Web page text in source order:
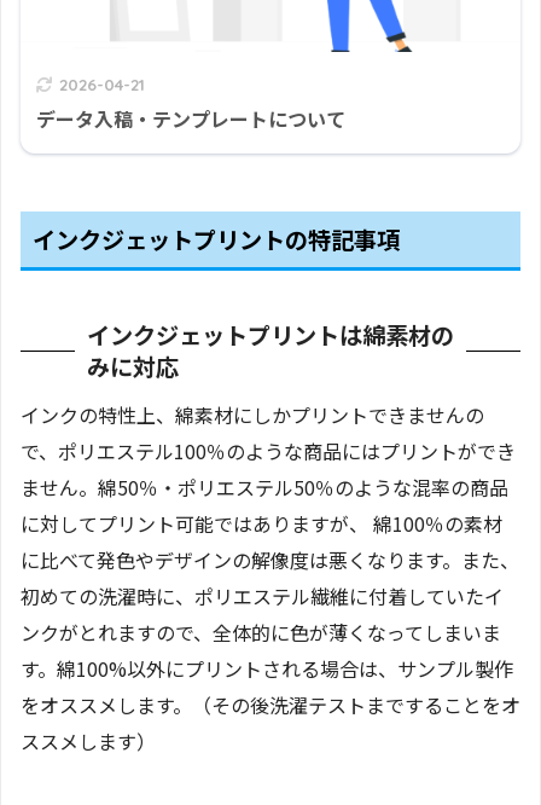
2026-04-21
データ入稿・テンプレートについて
インクジェットプリントの特記事項
インクジェットプリントは綿素材の
みに対応
インクの特性上、綿素材にしかプリントできませんの
で、ポリエステル100％のような商品にはプリントができ
ません。綿50％・ポリエステル50％のような混率の商品
に対してプリント可能ではありますが、 綿100％の素材
に比べて発色やデザインの解像度は悪くなります。また、
初めての洗濯時に、ポリエステル繊維に付着していたイ
ンクがとれますので、全体的に色が薄くなってしまいま
す。綿100%以外にプリントされる場合は、サンプル製作
をオススメします。（その後洗濯テストまですることをオ
ススメします）